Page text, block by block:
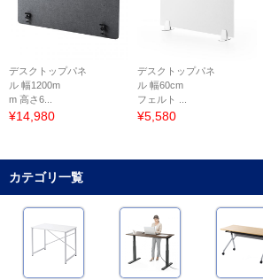
デスクトップパネ
ル 幅1200m
m 高さ6...
¥14,980
デスクトップパネ
ル 幅60cm
フェルト ...
¥5,580
カテゴリ一覧